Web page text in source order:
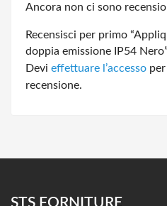
Ancora non ci sono
Recensisci per primo
doppia emissione IP54 Nero”
Devi effettuare l’accesso
recensione.
STS FORNITURE